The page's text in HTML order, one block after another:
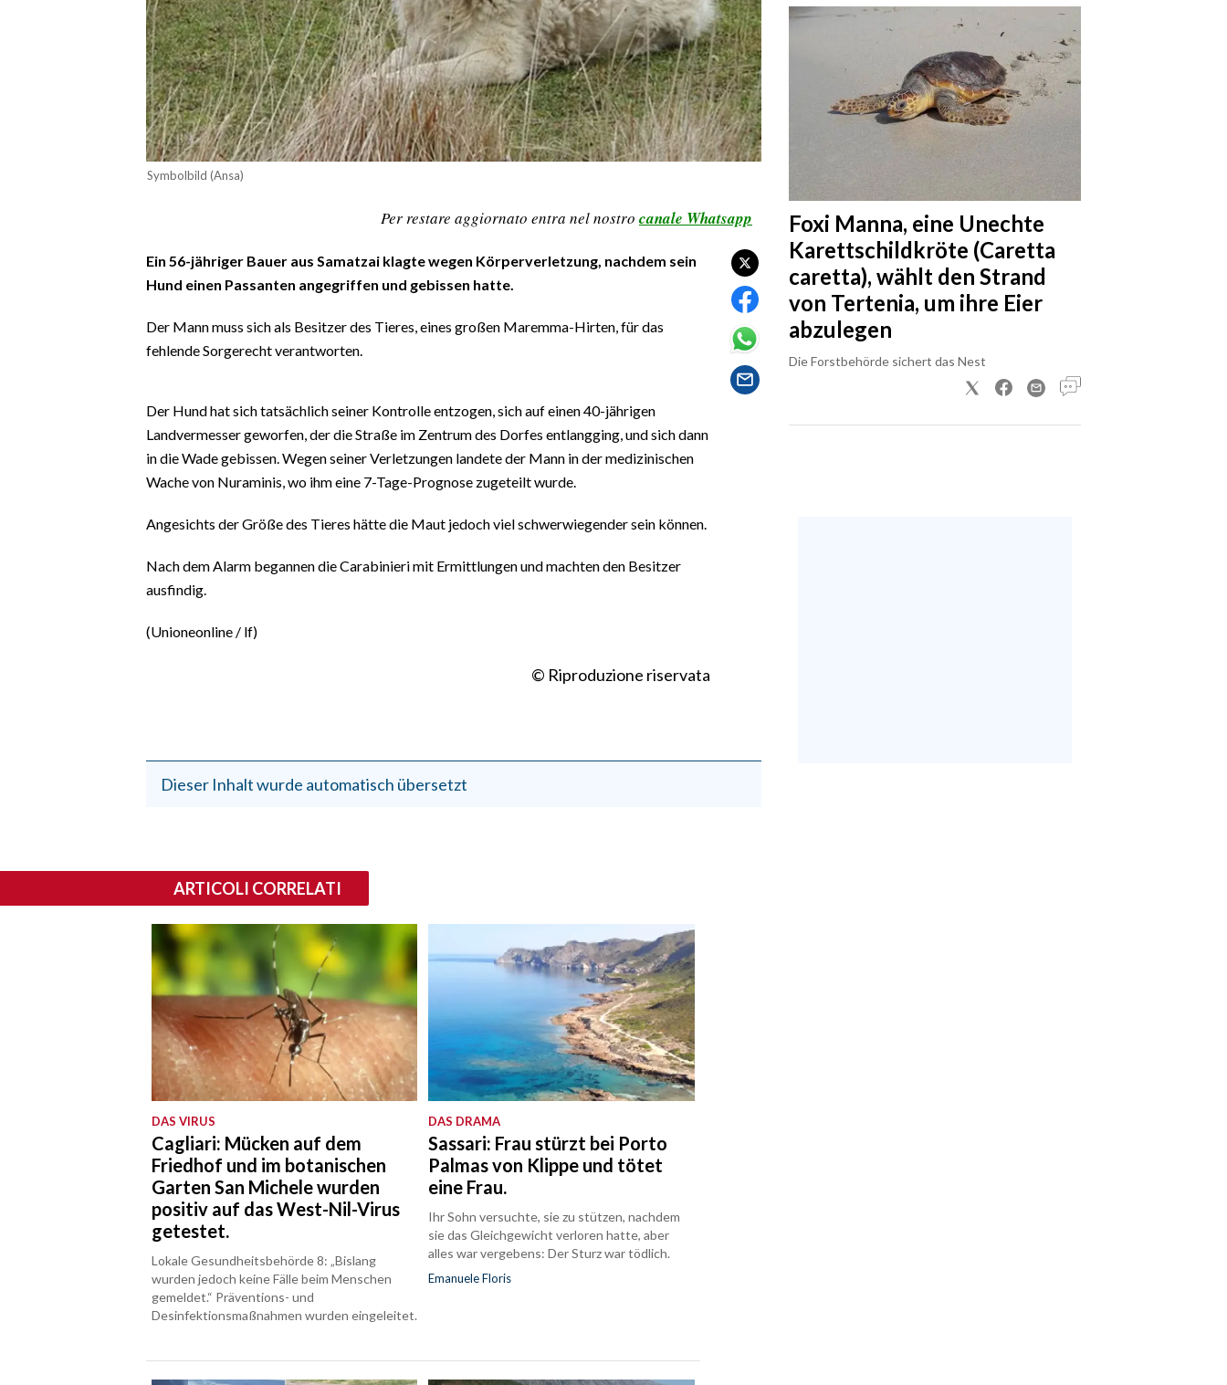
Symbolbild (Ansa)
Per restare aggiornato entra nel nostro canale Whatsapp
Ein 56-jähriger Bauer aus Samatzai klagte wegen Körperverletzung, nachdem sein
Hund einen Passanten angegriffen und gebissen hatte.
Der Mann muss sich als Besitzer des Tieres, eines großen Maremma-Hirten, für das
fehlende Sorgerecht verantworten.
Der Hund hat sich tatsächlich seiner Kontrolle entzogen, sich auf einen 40-jährigen
Landvermesser geworfen, der die Straße im Zentrum des Dorfes entlangging, und sich dann
in die Wade gebissen. Wegen seiner Verletzungen landete der Mann in der medizinischen
Wache von Nuraminis, wo ihm eine 7-Tage-Prognose zugeteilt wurde.
Angesichts der Größe des Tieres hätte die Maut jedoch viel schwerwiegender sein können.
Nach dem Alarm begannen die Carabinieri mit Ermittlungen und machten den Besitzer
ausfindig.
(Unioneonline / lf)
© Riproduzione riservata
Dieser Inhalt wurde automatisch übersetzt
Foxi Manna, eine Unechte
Karettschildkröte (Caretta
caretta), wählt den Strand
von Tertenia, um ihre Eier
abzulegen
Die Forstbehörde sichert das Nest
ARTICOLI CORRELATI
DAS VIRUS
Cagliari: Mücken auf dem
Friedhof und im botanischen
Garten San Michele wurden
positiv auf das West-Nil-Virus
getestet.
Lokale Gesundheitsbehörde 8: „Bislang
wurden jedoch keine Fälle beim Menschen
gemeldet.“ Präventions- und
Desinfektionsmaßnahmen wurden eingeleitet.
DAS DRAMA
Sassari: Frau stürzt bei Porto
Palmas von Klippe und tötet
eine Frau.
Ihr Sohn versuchte, sie zu stützen, nachdem
sie das Gleichgewicht verloren hatte, aber
alles war vergebens: Der Sturz war tödlich.
Emanuele Floris